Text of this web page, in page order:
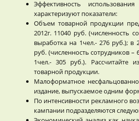
Эффективность
характеризуют показатели:
Объем товарной продукции
2012г. 11040 руб. (численность
выработка на 1чел.- 276 руб.); в
руб. (численность сотрудников –
1чел.- 305 руб.). Рассчитайте
товарной продукции.
Малоформатное
издание, выпускаемое одним
По интенсивности рекламного
кампании подразделяются